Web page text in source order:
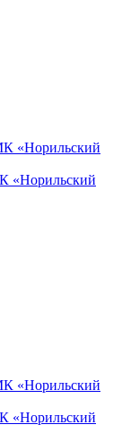
«Норильский
«Норильский
«Норильский
«Норильский